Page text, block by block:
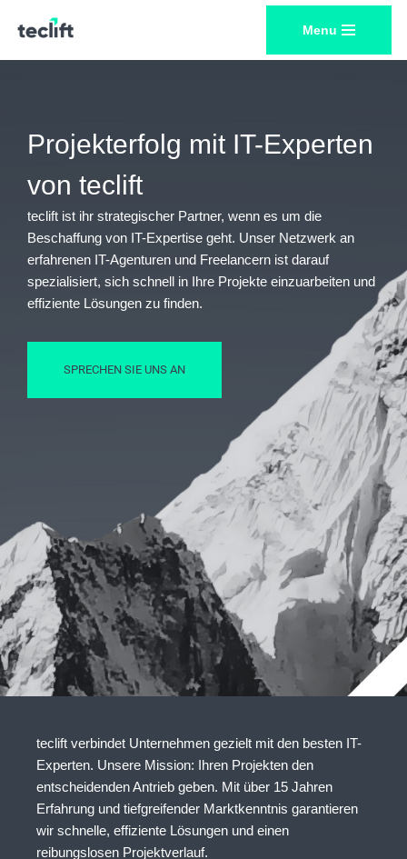
Menu
Projekterfolg mit IT-Experten
von teclift
teclift ist ihr strategischer Partner, wenn es um die
Beschaffung von IT-Expertise geht. Unser Netzwerk an
erfahrenen IT-Agenturen und Freelancern ist darauf
spezialisiert, sich schnell in Ihre Projekte einzuarbeiten und
effiziente Lösungen zu finden.
SPRECHEN SIE UNS AN
teclift verbindet Unternehmen gezielt mit den besten IT-
Experten. Unsere Mission: Ihren Projekten den
entscheidenden Antrieb geben. Mit über 15 Jahren
Erfahrung und tiefgreifender Marktkenntnis garantieren
wir schnelle, effiziente Lösungen und einen
reibungslosen Projektverlauf.